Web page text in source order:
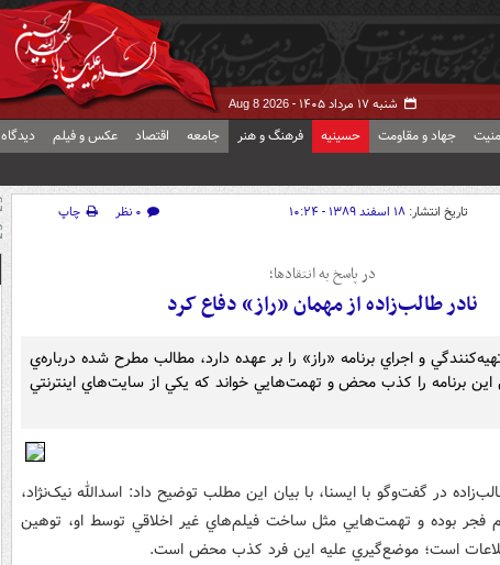
شنبه ۱۷ مرداد ۱۴۰۵ - Aug 8 2026
جهاد و مقاومت حسینیه فرهنگ و هنر جامعه اقتصاد عکس و فیلم دیدگاه
تاریخ انتشار: ۱۸ اسفند ۱۳۸۹ - ۱۰:۲۴ ۰ نظر
چاپ
در پاسخ به انتقادها؛
نادر طالب‌زاده از مهمان «راز» دفاع کرد
و اجراي برنامه «راز» را بر عهده دارد، مطالب مطرح شده درباره‌ي
برنامه را کذب محض و تهمت‌هايي خواند که يکي از سايت‌هاي اينترنتي
در گفت‌وگو با ايسنا، با بيان اين مطلب توضيح داد: اسدالله نيک‌نژاد،
فجر بوده و تهمت‌هايي مثل ساخت‌ فيلم‌هاي غير اخلاقي توسط او، توهين
است؛ موضع‌گيري عليه اين فرد کذب محض است.